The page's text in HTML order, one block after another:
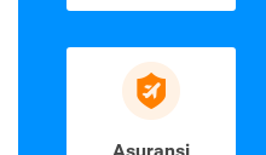
Asuransi